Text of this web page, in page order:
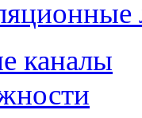
каналы